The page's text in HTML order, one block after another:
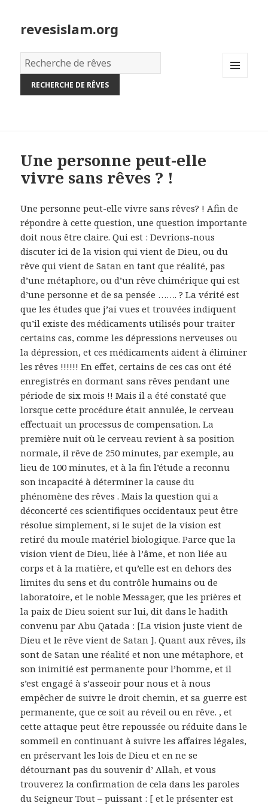
revesislam.org
Dictionnaire
des
rêves:
Une personne peut-elle
vivre sans rêves ? !
Une personne peut-elle vivre sans rêves? ! Afin de
répondre à cette question, une question importante
doit nous être claire. Qui est : Devrions-nous
discuter ici de la vision qui vient de Dieu, ou du
rêve qui vient de Satan en tant que réalité, pas
d’une métaphore, ou d’un rêve chimérique qui est
d’une personne et de sa pensée ……. ? La vérité est
que les études que j’ai vues et trouvées indiquent
qu’il existe des médicaments utilisés pour traiter
certains cas, comme les dépressions nerveuses ou
la dépression, et ces médicaments aident à éliminer
les rêves !!!!!! En effet, certains de ces cas ont été
enregistrés en dormant sans rêves pendant une
période de six mois !! Mais il a été constaté que
lorsque cette procédure était annulée, le cerveau
effectuait un processus de compensation. La
première nuit où le cerveau revient à sa position
normale, il rêve de 250 minutes, par exemple, au
lieu de 100 minutes, et à la fin l’étude a reconnu
son incapacité à déterminer la cause du
phénomène des rêves . Mais la question qui a
déconcerté ces scientifiques occidentaux peut être
résolue simplement, si le sujet de la vision est
retiré du moule matériel biologique. Parce que la
vision vient de Dieu, liée à l’âme, et non liée au
corps et à la matière, et qu’elle est en dehors des
limites du sens et du contrôle humains ou de
laboratoire, et le noble Messager, que les prières et
la paix de Dieu soient sur lui, dit dans le hadith
convenu par Abu Qatada : [La vision juste vient de
Dieu et le rêve vient de Satan ]. Quant aux rêves, ils
sont de Satan une réalité et non une métaphore, et
son inimitié est permanente pour l’homme, et il
s’est engagé à s’asseoir pour nous et à nous
empêcher de suivre le droit chemin, et sa guerre est
permanente, que ce soit au réveil ou en rêve. , et
cette attaque peut être repoussée ou réduite dans le
sommeil en continuant à suivre les affaires légales,
en préservant les lois de Dieu et en ne se
détournant pas du souvenir d’ Allah, et vous
trouverez la confirmation de cela dans les paroles
du Seigneur Tout – puissant : [ et le présenter est